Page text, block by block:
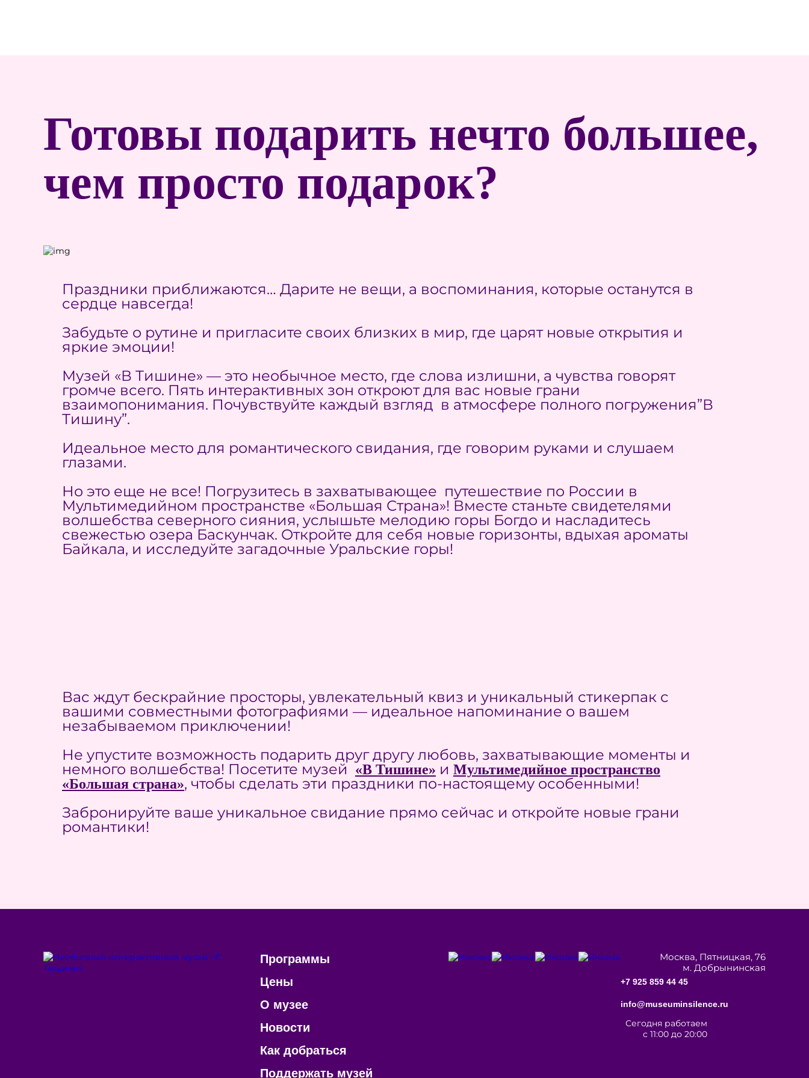
Готовы подарить нечто большее,
чем просто подарок?
Праздники приближаются… Дарите не вещи, а воспоминания, которые останутся в
сердце навсегда!
Забудьте о рутине и пригласите своих близких в мир, где царят новые открытия и
яркие эмоции!
Музей «В Тишине» — это необычное место, где слова излишни, а чувства говорят
громче всего. Пять интерактивных зон откроют для вас новые грани
взаимопонимания. Почувствуйте каждый взгляд в атмосфере полного погружения”В
Тишину”.
Идеальное место для романтического свидания, где говорим руками и слушаем
глазами.
Но это еще не все! Погрузитесь в захватывающее путешествие по России в
Мультимедийном пространстве «Большая Страна»! Вместе станьте свидетелями
волшебства северного сияния, услышьте мелодию горы Богдо и насладитесь
свежестью озера Баскунчак. Откройте для себя новые горизонты, вдыхая ароматы
Байкала, и исследуйте загадочные Уральские горы!
Вас ждут бескрайние просторы, увлекательный квиз и уникальный стикерпак с
вашими совместными фотографиями — идеальное напоминание о вашем
незабываемом приключении!
Не упустите возможность подарить друг другу любовь, захватывающие моменты и
немного волшебства! Посетите музей
«В Тишине» и Мультимедийное пространство
«Большая страна», чтобы сделать эти праздники по-настоящему особенными!
Забронируйте ваше уникальное свидание прямо сейчас и откройте новые грани
романтики!
Программы
Цены
О музее
Новости
Как добраться
Поддержать музей
Москва, Пятницкая, 76
м. Добрынинская
+7 925 859 44 45
info@museuminsilence.ru
Сегодня работаем
с 11:00 до 20:00